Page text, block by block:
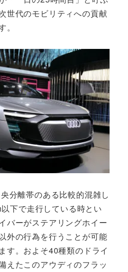
世代のモビリティへの貢献
分離帯のある比較的混雑し
下で走行している時とい
バーがステアリングホイー
外の行為を行うことが可能
す。およそ40種類のドライ
えたこのアウディのフラッ